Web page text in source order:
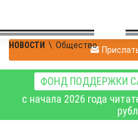
НОВОСТИ \ Общество
ФОНД ПОДДЕРЖКИ
с начала 2026 года